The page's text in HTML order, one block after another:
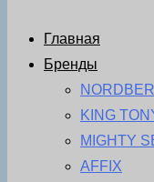
Главная
Бренды
KING
MIGHTY
AFFIX